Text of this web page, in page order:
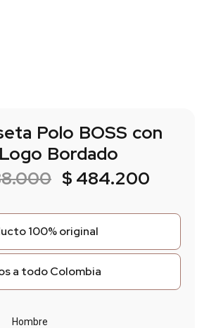
Polo BOSS con
Logo Bordado
$ 484.200
100% original
a todo Colombia
Hombre